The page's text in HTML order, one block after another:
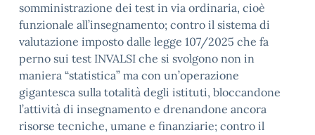
somministrazione dei test in via ordinaria, cioè
funzionale all’insegnamento; contro il sistema di
valutazione imposto dalle legge 107/2025 che fa
perno sui test INVALSI che si svolgono non in
maniera “statistica” ma con un’operazione
gigantesca sulla totalità degli istituti, bloccandone
l’attività di insegnamento e drenandone ancora
risorse tecniche, umane e finanziarie; contro il